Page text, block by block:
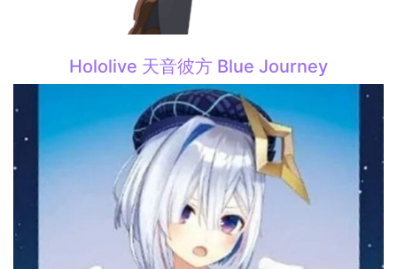
Hololive 天音彼方 Blue Journey